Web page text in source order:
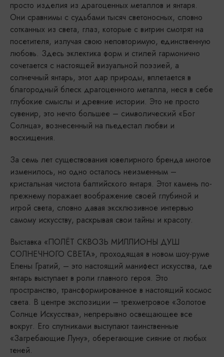
просто изделия из драгоценных металлов и янтаря.
Они сравнимы с судьбами тысяч светоносных, словно
сотканных из света, глаз, которые с витрин смотрят на
посетителя, излучая свою неповторимую, единственную
любовь. Здесь эклектика форм и стилей гармонично
сочетается с настоящей визуальной поэзией, а
солнечный янтарь, этот дар природы, вплетается в
благородный блеск драгоценного металла, неся в себе
глубокие смыслы и древние истории. Это не просто
сувенир, это нечто большее – символический «Бог
Солнца», вознесенный на пьедестал любви и
восхищения.
За семь лет существования ювелирного бренда многое
изменилось, но одно осталось неизменным –
кристальная чистота балтийского янтаря. Этот камень по-
прежнему поражает воображение своей глубиной и
игрой света, словно давая эксклюзивное интервью
самому искусству, раскрывая свои тайны и красоту.
Выставка «ПОЛЁТ СКВОЗЬ МИЛЛИОНЫ ДУШ
СОЛНЕЧНОГО СВЕТА», проходящая в новом шоу-руме
Елены Гратий, – это настоящий манифест искусства, где
янтарь выступает в роли главного героя. Это
пространство, трансформированное в настоящий космос
света. В центре экспозиции – трехметровое «Золотое
Солнце Искусства», непрерывно освещающее все
вокруг. Его спутниками выступают таинственные
«Загребающие Луну», оберегающие сияние от любых
теней.